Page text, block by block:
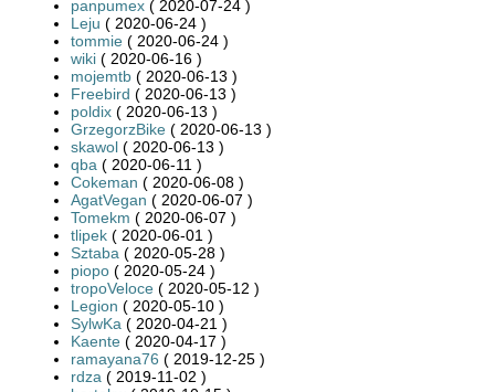
panpumex ( 2020-07-24 )
Leju ( 2020-06-24 )
tommie ( 2020-06-24 )
wiki ( 2020-06-16 )
mojemtb ( 2020-06-13 )
Freebird ( 2020-06-13 )
poldix ( 2020-06-13 )
GrzegorzBike ( 2020-06-13 )
skawol ( 2020-06-13 )
qba ( 2020-06-11 )
Cokeman ( 2020-06-08 )
AgatVegan ( 2020-06-07 )
Tomekm ( 2020-06-07 )
tlipek ( 2020-06-01 )
Sztaba ( 2020-05-28 )
piopo ( 2020-05-24 )
tropoVeloce ( 2020-05-12 )
Legion ( 2020-05-10 )
SylwKa ( 2020-04-21 )
Kaente ( 2020-04-17 )
ramayana76 ( 2019-12-25 )
rdza ( 2019-11-02 )